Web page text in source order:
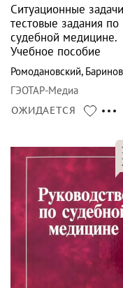
Ситуационные
тестовые задания по
судебной медицине.
Учебное пособие
Ромодановский, Баринов
ГЭОТАР-Медиа
ОЖИДАЕТСЯ